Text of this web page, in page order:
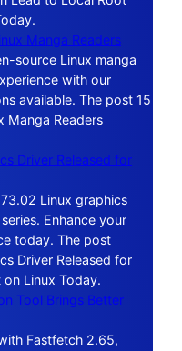
Manga Readers
source Linux manga
with our
available. The post 15
Manga Readers
Driver Released for
Linux graphics
Enhance your
today. The post
Driver Released for
on Linux Today.
Tool Brings Better
Fastfetch 2.65,